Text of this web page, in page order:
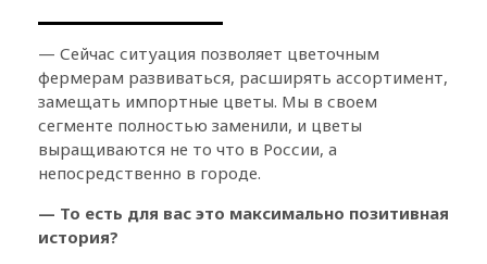
— Сейчас ситуация позволяет цветочным
фермерам развиваться, расширять ассортимент,
замещать импортные цветы. Мы в своем
сегменте полностью заменили, и цветы
выращиваются не то что в России, а
непосредственно в городе.
— То есть для вас это максимально позитивная
история?